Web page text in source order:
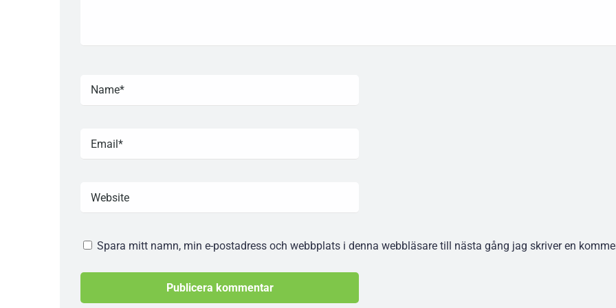
Spara mitt namn, min e-postadress och webbplats i denna webbläsare till nästa gång jag skriver en